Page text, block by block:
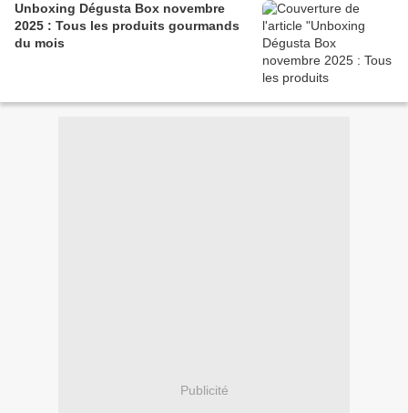
Unboxing Dégusta Box novembre
2025 : Tous les produits gourmands
du mois
Publicité